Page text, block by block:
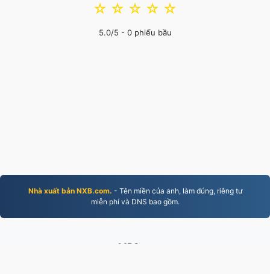
☆
☆
☆
☆
☆
5.0/5 - 0phiếu bầu
Nhà xuất bản NXB.com. - Tên miền của anh, làm đúng, riêng tư
miễn phí và DNS bao gồm.
MP3.to